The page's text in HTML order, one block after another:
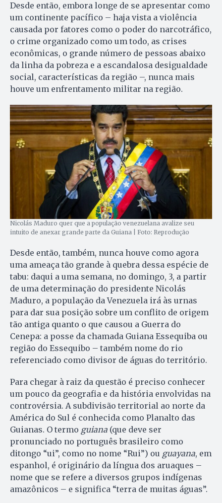
Desde então, embora longe de se apresentar como
um continente pacífico – haja vista a violência
causada por fatores como o poder do narcotráfico,
o crime organizado como um todo, as crises
econômicas, o grande número de pessoas abaixo
da linha da pobreza e a escandalosa desigualdade
social, características da região –, nunca mais
houve um enfrentamento militar na região.
Nicolás Maduro quer que a população venezuelana avalize seu
intuito de anexar grande parte da Guiana | Foto: Reprodução
Desde então, também, nunca houve como agora
uma ameaça tão grande à quebra dessa espécie de
tabu: daqui a uma semana, no domingo, 3, a partir
de uma determinação do presidente Nicolás
Maduro, a população da Venezuela irá às urnas
para dar sua posição sobre um conflito de origem
tão antiga quanto o que causou a Guerra do
Cenepa: a posse da chamada Guiana Essequiba ou
região do Essequibo – também nome do rio
referenciado como divisor de águas do território.
Para chegar à raiz da questão é preciso conhecer
um pouco da geografia e da história envolvidas na
controvérsia. A subdivisão territorial ao norte da
América do Sul é conhecida como Planalto das
Guianas. O termo guiana (que deve ser
pronunciado no português brasileiro como
ditongo “ui”, como no nome “Rui”) ou guayana, em
espanhol, é originário da língua dos aruaques –
nome que se refere a diversos grupos indígenas
amazônicos – e significa “terra de muitas águas”.